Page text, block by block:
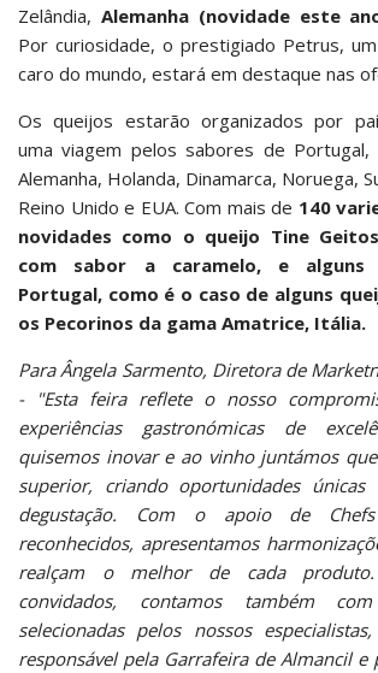
Zelândia, Alemanha (novidade este
Por curiosidade, o prestigiado Petrus,
caro do mundo, estará em destaque nas
Os queijos estarão organizados por
uma viagem pelos sabores de Portugal,
Alemanha, Holanda, Dinamarca, Noruega,
Reino Unido e EUA. Com mais de 140
novidades como o queijo Tine
com sabor a caramelo, e alguns
Portugal, como é o caso de alguns
os Pecorinos da gama Amatrice, Itália.
Para Ângela Sarmento, Diretora de
- "Esta feira reflete o nosso
experiências gastronómicas de
quisemos inovar e ao vinho juntámos
superior, criando oportunidades únicas
degustação. Com o apoio de
reconhecidos, apresentamos
realçam o melhor de cada
convidados, contamos também com
selecionadas pelos nossos
responsável pela Garrafeira de Almancil e